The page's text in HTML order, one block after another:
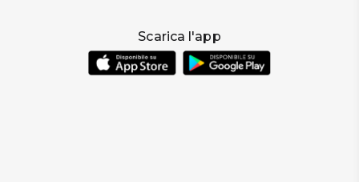
Scarica l'app